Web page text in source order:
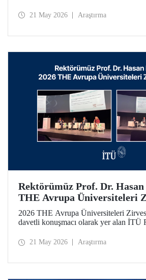
çalışmaları dolayısıyla Forbes
21 May 2026 Araştırma
Rektörümüz Prof. Dr.
THE Avrupa Üniversiteleri
2026 THE Avrupa Üniversiteleri
davetli konuşmacı olarak yer alan İTÜ
katıldığı toplantıda uluslararası
21 May 2026 Araştırma